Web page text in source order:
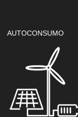
AUTOCONSUMO